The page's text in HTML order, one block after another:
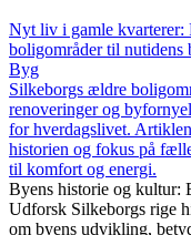
Nyt liv i gamle kvarterer:
boligområder til nutidens
Byg
Silkeborgs ældre
renoveringer og
for hverdagslivet.
historien og fokus på
til komfort og energi.
Byens historie og kultur:
Udforsk Silkeborgs rige
om byens udvikling,